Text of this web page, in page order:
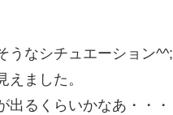
うなシチュエーション^^;
ました。
るくらいかなあ・・・